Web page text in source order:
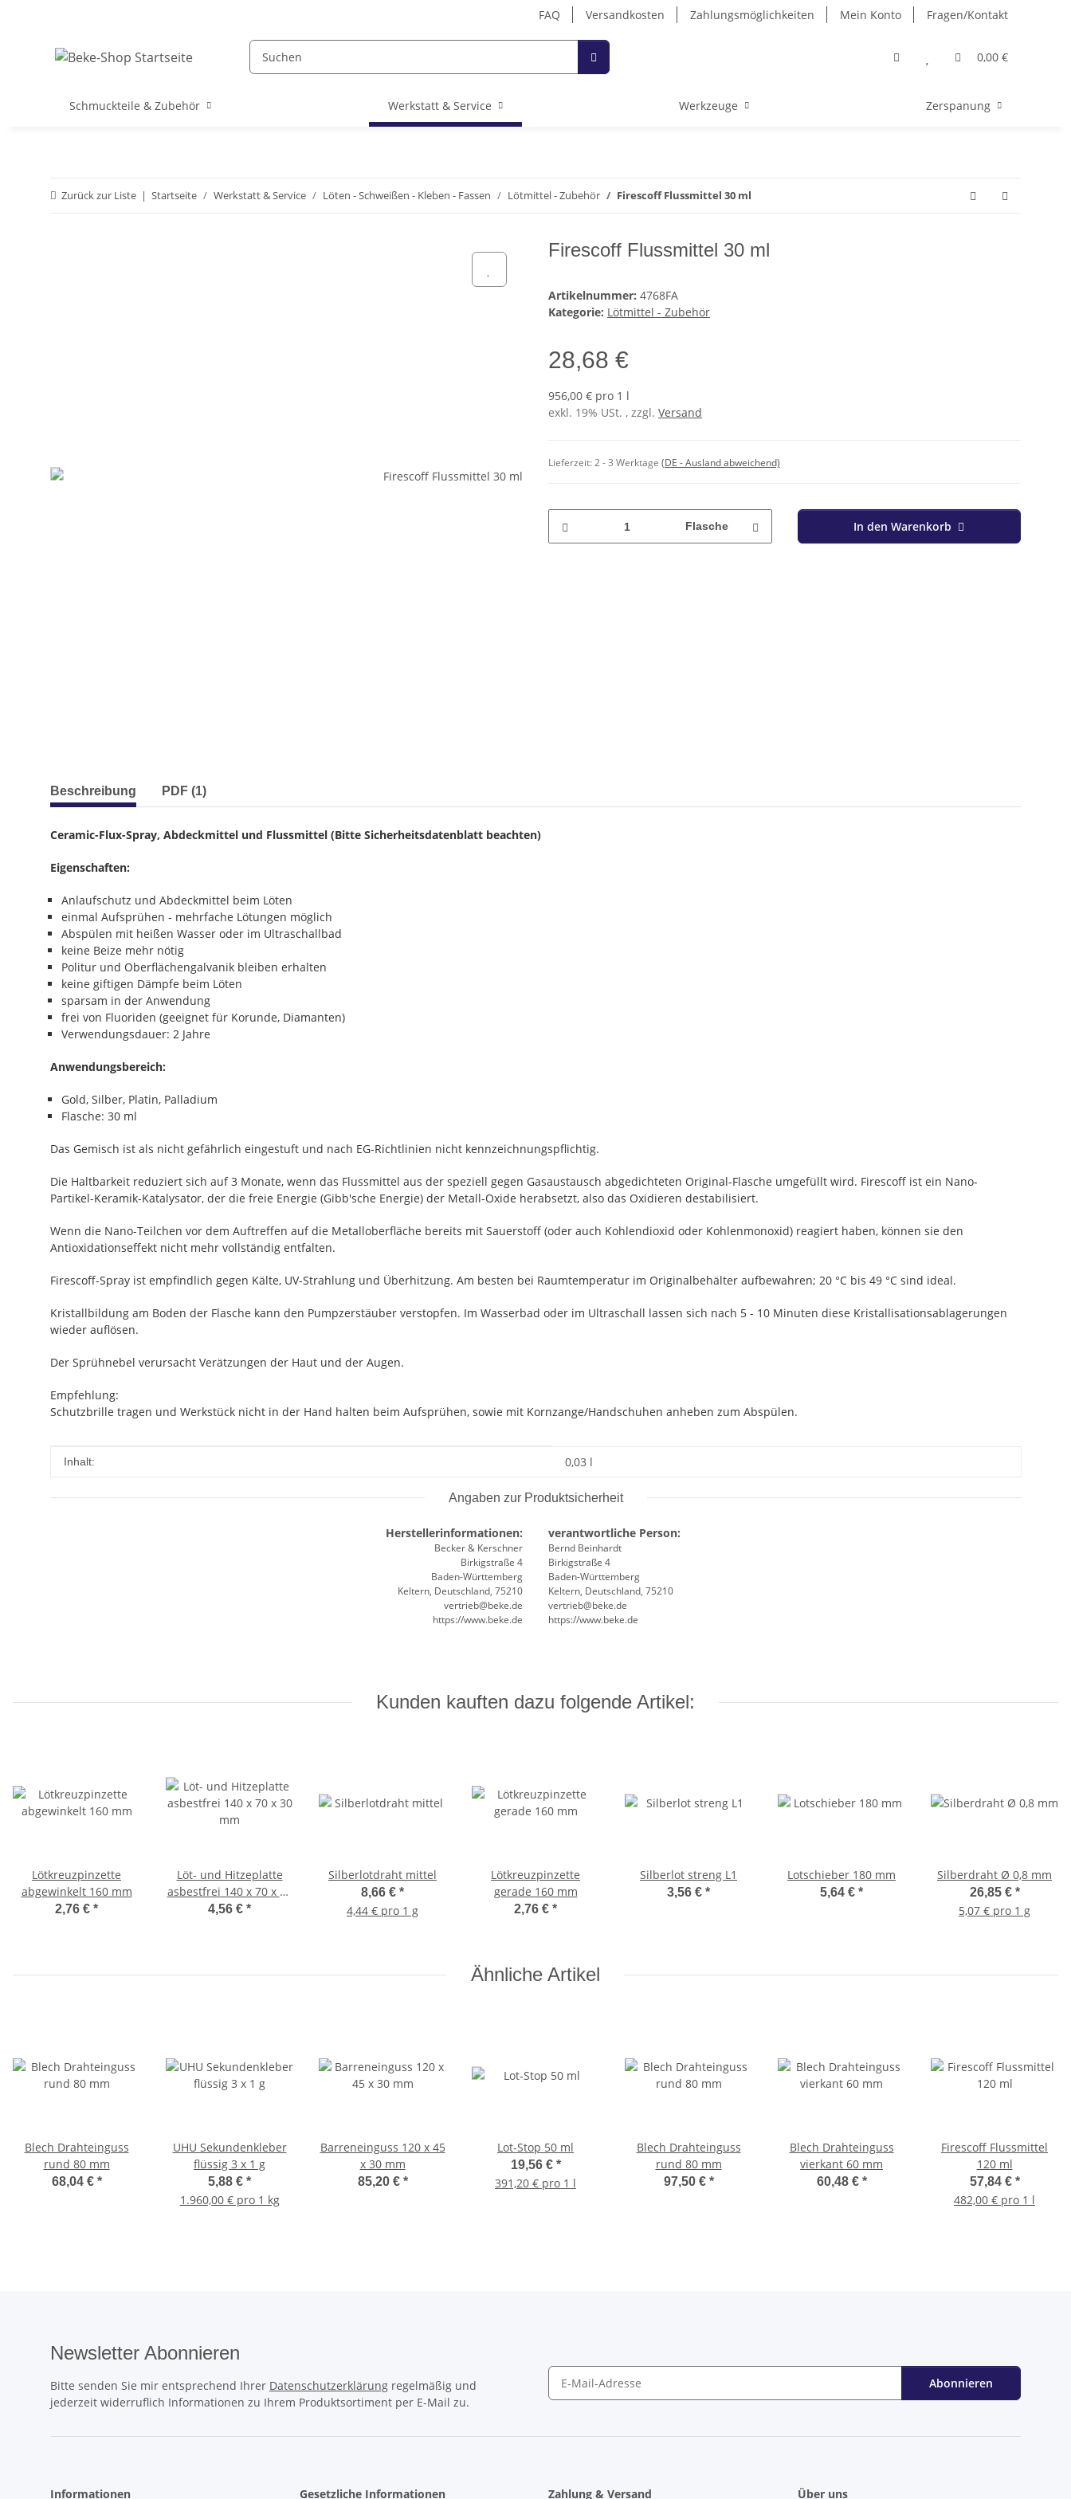
FAQ Versandkosten Zahlungsmöglichkeiten Mein Konto Fragen/Kontakt
0,00 €
Schmuckteile & Zubehör Werkstatt & Service Werkzeuge Zerspanung
Zurück zur Liste Startseite Werkstatt & Service Löten - Schweißen - Kleben - Fassen Lötmittel - Zubehör Firescoff Flussmittel 30 ml
Firescoff Flussmittel 30 ml
Artikelnummer: 4768FA
Kategorie: Lötmittel - Zubehör
28,68 €
956,00 € pro 1 l
exkl. 19% USt. , zzgl. Versand
Lieferzeit:2 - 3 Werktage (DE - Ausland abweichend)
Flasche In den Warenkorb
weitere Registerkarten anzeigen
Beschreibung PDF (1)
Ceramic-Flux-Spray, Abdeckmittel und Flussmittel (Bitte Sicherheitsdatenblatt beachten)
Eigenschaften:
Anlaufschutz und Abdeckmittel beim Löten
einmal Aufsprühen - mehrfache Lötungen möglich
Abspülen mit heißen Wasser oder im Ultraschallbad
keine Beize mehr nötig
Politur und Oberflächengalvanik bleiben erhalten
keine giftigen Dämpfe beim Löten
sparsam in der Anwendung
frei von Fluoriden (geeignet für Korunde, Diamanten)
Verwendungsdauer: 2 Jahre
Anwendungsbereich:
Gold, Silber, Platin, Palladium
Flasche: 30 ml
Das Gemisch ist als nicht gefährlich eingestuft und nach EG-Richtlinien nicht kennzeichnungspflichtig.
Die Haltbarkeit reduziert sich auf 3 Monate, wenn das Flussmittel aus der speziell gegen Gasaustausch abgedichteten Original-Flasche umgefüllt wird. Firescoff ist ein Nano-
Partikel-Keramik-Katalysator, der die freie Energie (Gibb'sche Energie) der Metall-Oxide herabsetzt, also das Oxidieren destabilisiert.
Wenn die Nano-Teilchen vor dem Auftreffen auf die Metalloberfläche bereits mit Sauerstoff (oder auch Kohlendioxid oder Kohlenmonoxid) reagiert haben, können sie den
Antioxidationseffekt nicht mehr vollständig entfalten.
Firescoff-Spray ist empfindlich gegen Kälte, UV-Strahlung und Überhitzung. Am besten bei Raumtemperatur im Originalbehälter aufbewahren; 20 °C bis 49 °C sind ideal.
Kristallbildung am Boden der Flasche kann den Pumpzerstäuber verstopfen. Im Wasserbad oder im Ultraschall lassen sich nach 5 - 10 Minuten diese Kristallisationsablagerungen
wieder auflösen.
Der Sprühnebel verursacht Verätzungen der Haut und der Augen.
Empfehlung:
Schutzbrille tragen und Werkstück nicht in der Hand halten beim Aufsprühen, sowie mit Kornzange/Handschuhen anheben zum Abspülen.
Produkteigenschaft
Wert
Inhalt: 0,03 l
Angaben zur Produktsicherheit
Herstellerinformationen:
Becker & Kerschner
Birkigstraße 4
Baden-Württemberg
Keltern, Deutschland, 75210
vertrieb@beke.de
https://www.beke.de
verantwortliche Person:
Bernd Beinhardt
Birkigstraße 4
Baden-Württemberg
Keltern, Deutschland, 75210
vertrieb@beke.de
https://www.beke.de
Kunden kauften dazu folgende Artikel:
Lötkreuzpinzette
abgewinkelt 160 mm
2,76 € *
Löt- und Hitzeplatte
asbestfrei 140 x 70 x 30
mm
4,56 € *
Silberlotdraht mittel
8,66 € *
4,44 € pro 1 g
Lötkreuzpinzette
gerade 160 mm
2,76 € *
Silberlot streng L1
3,56 € *
Lotschieber 180 mm
5,64 € *
Silberdraht Ø 0,8 mm
26,85 € *
5,07 € pro 1 g
Ähnliche Artikel
Blech Drahteinguss
rund 80 mm
68,04 € *
UHU Sekundenkleber
flüssig 3 x 1 g
5,88 € *
1.960,00 € pro 1 kg
Barreneinguss 120 x 45
x 30 mm
85,20 € *
Lot-Stop 50 ml
19,56 € *
391,20 € pro 1 l
Blech Drahteinguss
rund 80 mm
97,50 € *
Blech Drahteinguss
vierkant 60 mm
60,48 € *
Firescoff Flussmittel
120 ml
57,84 € *
482,00 € pro 1 l
Newsletter Abonnieren
Bitte senden Sie mir entsprechend Ihrer Datenschutzerklärung regelmäßig und
jederzeit widerruflich Informationen zu Ihrem Produktsortiment per E-Mail zu.
Abonnieren
Informationen Gesetzliche Informationen Zahlung & Versand Über uns